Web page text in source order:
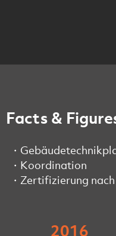
Facts &
Koordination
Zertifizierung
2016